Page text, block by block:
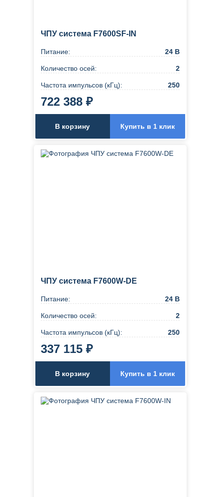
ЧПУ система F7600SF-IN
Питание: 24 В
Количество осей: 2
Частота импульсов (кГц): 250
722 388 ₽
В корзину Купить в 1 клик
ЧПУ система F7600W-DE
Питание: 24 В
Количество осей: 2
Частота импульсов (кГц): 250
337 115 ₽
В корзину Купить в 1 клик